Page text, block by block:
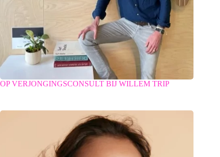
OP VERJONGINGSCONSULT BIJ WILLEM TRIP